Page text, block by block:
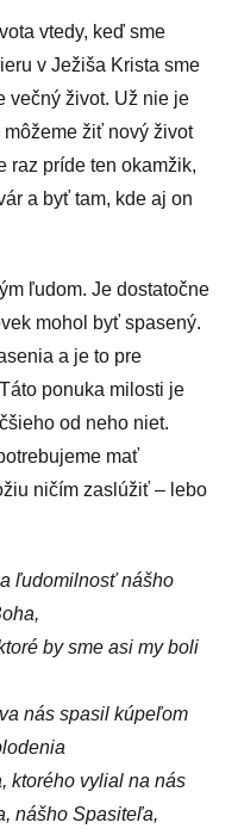
vtedy, keď sme
v Ježiša Krista sme
večný život. Už nie je
žiť nový život
raz príde ten okamžik,
a byť tam, kde aj on
ľudom. Je dostatočne
mohol byť spasený.
a je to pre
ponuka milosti je
od neho niet.
mať
ničím zaslúžiť – lebo
ľudomilnosť nášho
by sme asi my boli
nás spasil kúpeľom
ktorého vylial na nás
nášho Spasiteľa,